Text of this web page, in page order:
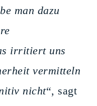
man dazu
irritiert uns
vermitteln
nicht“, sagt